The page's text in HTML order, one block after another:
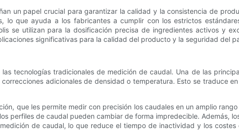
un papel crucial para garantizar la calidad y la consistencia de
lo que ayuda a los fabricantes a cumplir con los estrictos
se utilizan para la dosificación precisa de ingredientes activos y
significativas para la calidad del producto y la seguridad del
tecnologías tradicionales de medición de caudal. Una de las
adicionales de densidad o temperatura. Esto se traduce
que les permite medir con precisión los caudales en un amplio
perfiles de caudal pueden cambiar de forma impredecible. Además,
de caudal, lo que reduce el tiempo de inactividad y los